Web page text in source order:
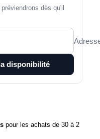
dès qu'il
disponibilité
pour les achats de 30 à 2